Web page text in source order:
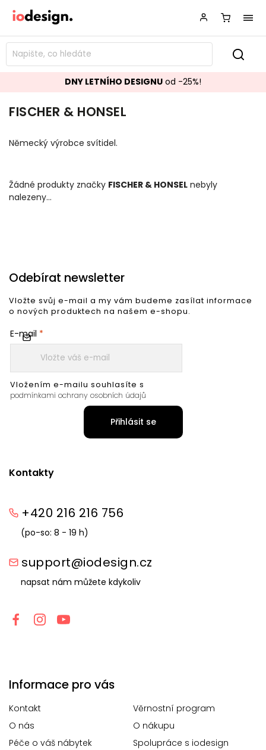
DNY LETNÍHO DESIGNU od -25%!
FISCHER & HONSEL
Německý výrobce svítidel.
Žádné produkty značky FISCHER & HONSEL nebyly
nalezeny...
Kontakty
+420 216 216 756
(po-so: 8 - 19 h)
support@iodesign.cz
napsat nám můžete kdykoliv
Informace pro vás
Kontakt
Věrnostní program
O nás
O nákupu
Péče o váš nábytek
Spolupráce s iodesign
Odebírat newsletter
Vložte svůj e-mail a my vám budeme zasílat informace
o nových produktech na našem e-shopu.
E-mail
Vložením e-mailu souhlasíte s
podmínkami ochrany osobních údajů
Přihlásit se